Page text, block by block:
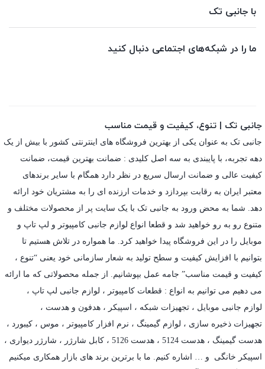
با جانبی تک
ما را در شبکه‌های اجتماعی دنبال کنید
جانبی تک | تنوع، کیفیت و قیمت مناسب
جانبی تک به عنوان یکی از بهترین فروشگاه های اینترنتی کشور با بیش از یک
دهه تجربه، با پایبندی به سه اصل کلیدی : ضمانت بهترین قیمت، ضمانت
کیفیت عالی و ضمانت ارسال سریع در نظر دارد همگام با سایر برندهای
معتبر ایران به رقابت بپردازد و خدمات ارزنده ای را به مشتریان خود ارائه
دهد. شما به محض ورود به جانبی تک با یک سایت پر از محصولات مختلف و
متنوع رو به رو خواهید شد و قطعا انواع لوازم جانبی کامپیوتر و لپ تاپ و
موبایل را در این فروشگاه پیدا خواهید کرد. ما همواره در تلاش هستیم تا
بتوانیم با افزایش کیفیت و سطح تولید به شعار سازمانی خود یعنی “تنوع ،
کیفیت و قیمت مناسب” جامه عمل بپوشانیم. از جمله محصولاتی که ما ارائه
می دهیم می توانیم به انواع : قطعات کامپیوتر ، لوازم جانبی لپ تاپ ،
لوازم جانبی موبایل ، تجهیزات شبکه ، اسپیکر ، هدفون و هدست ،
تجهیزات ذخیره سازی ، لوازم گیمینگ ، نرم افزار کامپیوتر ، موس ، کیبورد ،
هدست گیمینگ ، هدست 5124 ، هدست 5126 ، کابل شارژر ، شارژر دیواری ،
اسپیکر خانگی و … اشاره کنیم. ما با برترین برند های بازار همکاری میکنیم